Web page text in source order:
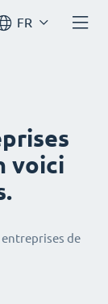
FR
voici
de